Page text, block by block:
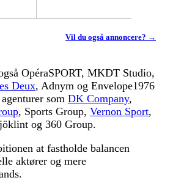
Vil du også annoncere? →
OpéraSPORT, MKDT Studio,
Deux, Adnym og Envelope1976
som DK Company,
, Sports Group, Vernon Sport,
og 360 Group.
at fastholde balancen
aktører og mere